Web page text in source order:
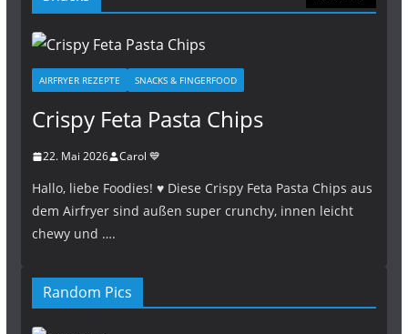
AIRFRYER REZEPTE SNACKS & FINGERFOOD
Crispy Feta Pasta Chips
22. Mai 2026 Carol 💙
Hallo, liebe Foodies! ♥︎ Diese Crispy Feta Pasta Chips aus
dem Airfryer sind außen super crunchy, innen leicht
chewy und ….
Random Pics